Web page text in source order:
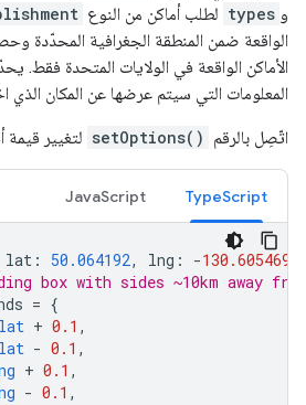
و types لطلب أماكن من النوع
الواقعة ضمن المنطقة الجغرافية المحدّدة
الأماكن الواقعة في الولايات المتحدة فقط.
المعلومات التي سيتم عرضها عن المكان الذي
اتّصِل بالرقم setOptions() لتغيير قيمة
TypeScript
JavaScript
lat : 50.064192, lng : -130.605469
box with sides ~10km away
= {
+ 0.1 ,
- 0.1 ,
+ 0.1 ,
- 0.1 ,